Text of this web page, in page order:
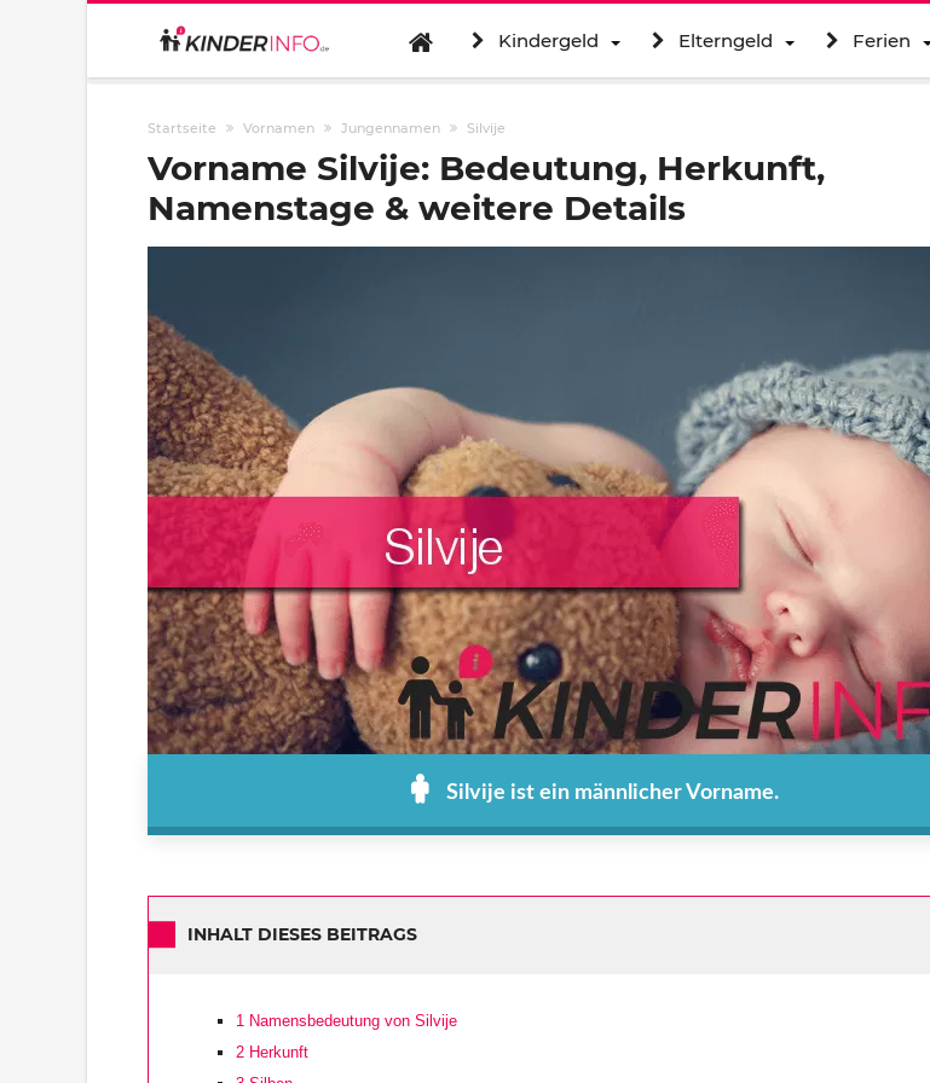
Kindergeld Elterngeld Ferien
Startseite Vornamen Jungennamen Silvije
Vorname Silvije: Bedeutung, Herkunft,
Namenstage & weitere Details
Silvije ist ein männlicher Vorname.
INHALT DIESES BEITRAGS
1 Namensbedeutung von Silvije
2 Herkunft